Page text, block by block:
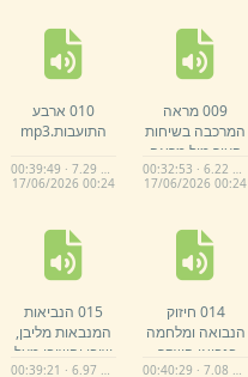
009 מראה
המרכבה בשיחות
העיר מול מראה
המרכבה בבבל,
שיעור שני.mp3
00:32:53 · 6.22 MB
17/06/2026 00:24
010 ארבע
התועבות.mp3
00:39:49 · 7.29 MB
17/06/2026 00:24
014 חיזוק
הנבואה ומלחמה
בנביאי השקר,
שיעור ראשון.mp3
00:40:29 · 7.08 MB
015 הנביאות
המנבאות מליבן,
שובו והשיבו מעל
גלוליכם, נותרה
00:39:21 · 6.97 MB